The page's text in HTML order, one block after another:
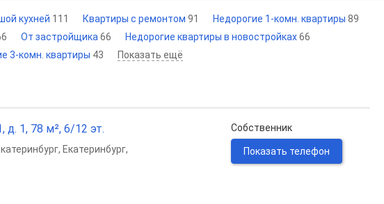
кухней 111 Квартиры с ремонтом 91 Недорогие 1-комн. квартиры 89
От застройщика 66 Недорогие квартиры в новостройках66
3-комн. квартиры 43 Показать ещё
1, 78 м², 6/12 эт.
, Екатеринбург,
Собственник
Показать телефон